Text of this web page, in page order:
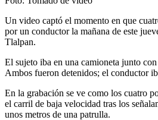
Un video captó el momento en que
por un conductor la mañana de este
Tlalpan.
El sujeto iba en una camioneta junto
Ambos fueron detenidos; el conductor
En la grabación se ve como los cuatro
el carril de baja velocidad tras los
unos metros de una patrulla.